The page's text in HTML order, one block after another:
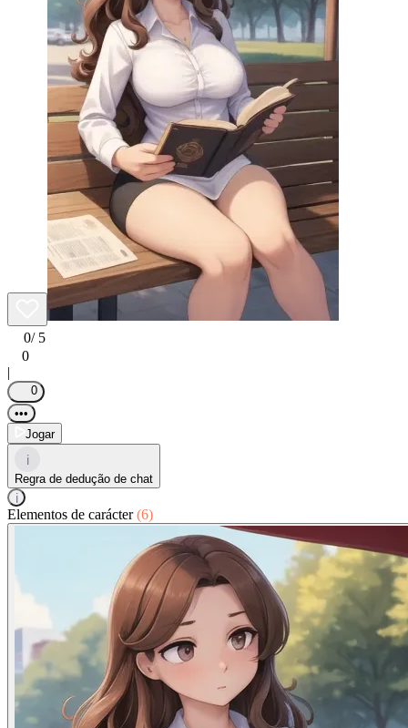
0/ 5
0
|
0
•••
Jogar
i
Regra de dedução de chat
i
Elementos de carácter(6)